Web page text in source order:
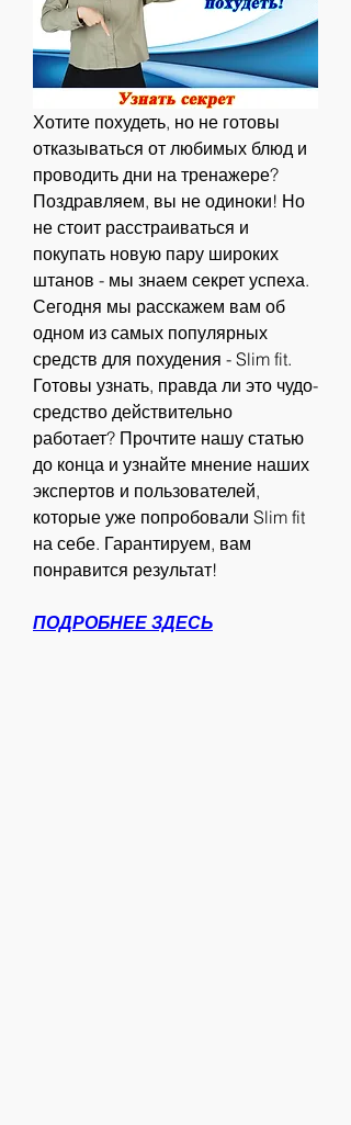
Хотите похудеть, но не готовы
отказываться от любимых блюд и
проводить дни на тренажере?
Поздравляем, вы не одиноки! Но
не стоит расстраиваться и
покупать новую пару широких
штанов - мы знаем секрет успеха.
Сегодня мы расскажем вам об
одном из самых популярных
средств для похудения - Slim fit.
Готовы узнать, правда ли это чудо-
средство действительно
работает? Прочтите нашу статью
до конца и узнайте мнение наших
экспертов и пользователей,
которые уже попробовали Slim fit
на себе. Гарантируем, вам
понравится результат!
ПОДРОБНЕЕ ЗДЕСЬ